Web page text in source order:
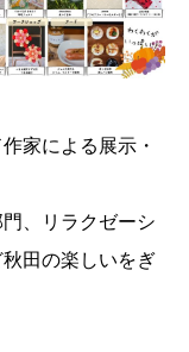
家による展示・
、リラクゼーシ
田の楽しいをぎ